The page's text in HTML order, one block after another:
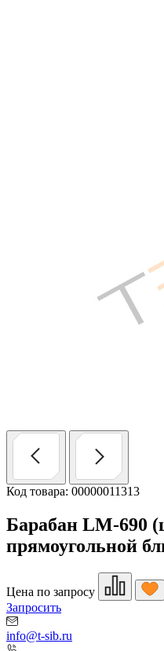
Код товара: 00000011313
Барабан LM-690
прямоугольной
Цена по запросу
Запросить
info@t-sib.ru